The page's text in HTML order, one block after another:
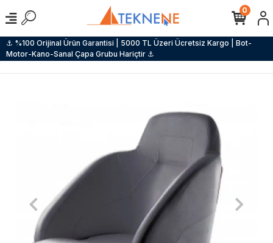
⚓ %100 Orijinal Ürün Garantisi | 5000 TL Üzeri Ücretsiz Kargo | Bot-
Motor-Kano-Sanal Çapa Grubu Hariçtir ⚓
0